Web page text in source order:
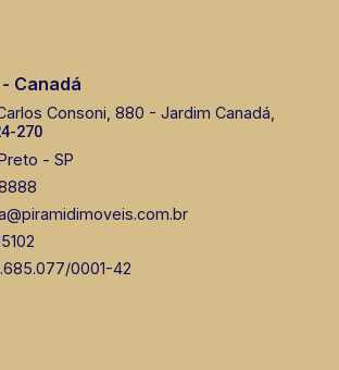
Canadá
Consoni, 880 - Jardim Canadá,
270
- SP
0001-42